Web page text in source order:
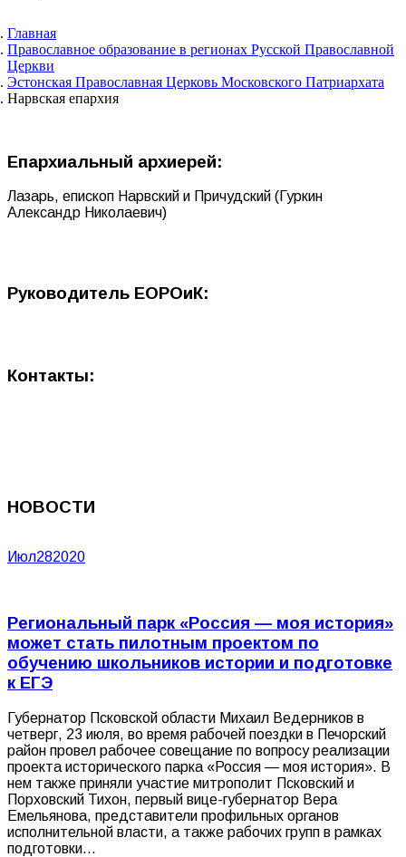
Главная
Православное образование в регионах Русской Православной
Церкви
Эстонская Православная Церковь Московского Патриархата
Нарвская епархия
Епархиальный архиерей:
Лазарь, епископ Нарвский и Причудский (Гуркин
Александр Николаевич)
Руководитель ЕОРОиК:
Контакты:
НОВОСТИ
Июл282020
Региональный парк «Россия — моя история»
может стать пилотным проектом по
обучению школьников истории и подготовке
к ЕГЭ
Губернатор Псковской области Михаил Ведерников в
четверг, 23 июля, во время рабочей поездки в Печорский
район провел рабочее совещание по вопросу реализации
проекта исторического парка «Россия — моя история». В
нем также приняли участие митрополит Псковский и
Порховский Тихон, первый вице-губернатор Вера
Емельянова, представители профильных органов
исполнительной власти, а также рабочих групп в рамках
подготовки…